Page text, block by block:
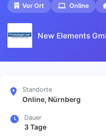
Vor Ort Online
New Elements
Standorte
Online, Nürnberg
Dauer
3 Tage